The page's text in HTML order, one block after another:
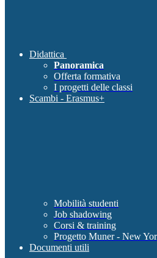
Didattica
Panoramica
Offerta formativa
I progetti delle classi
Scambi - Erasmus+
Mobilità studenti
Job shadowing
Corsi & training
Progetto Muner - New
Documenti utili